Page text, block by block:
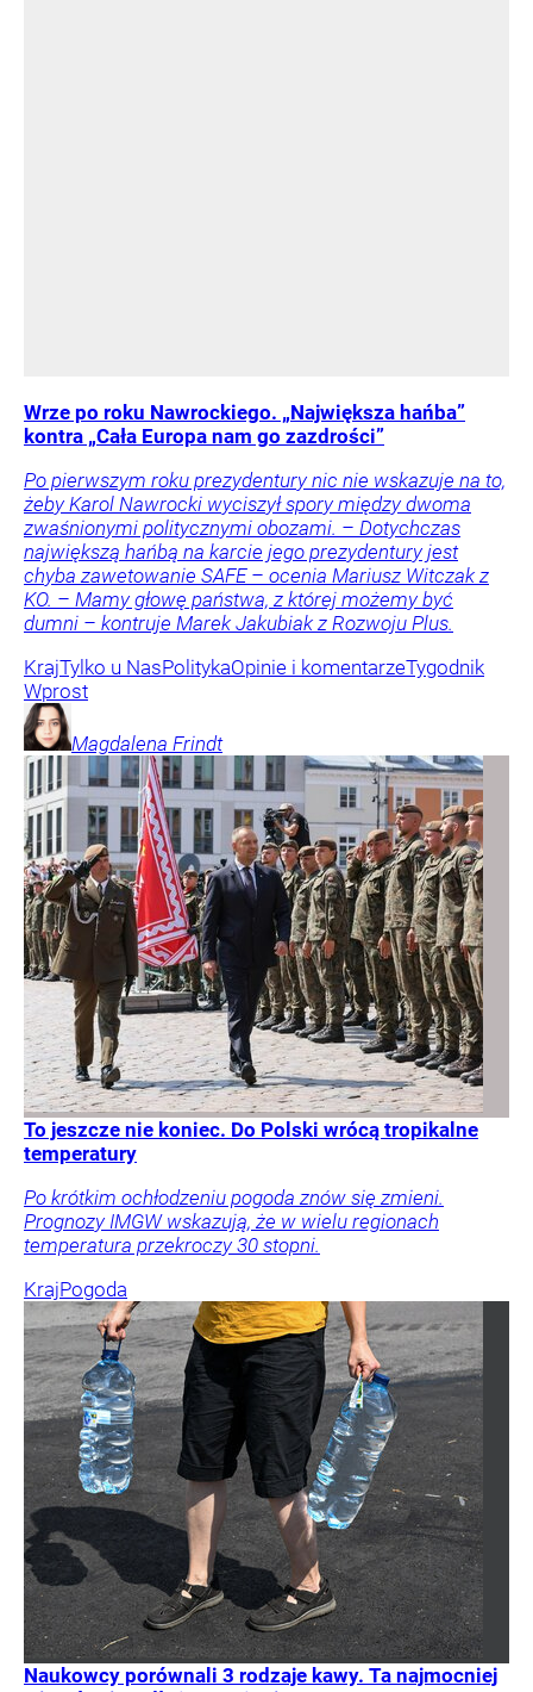
Wrze po roku Nawrockiego. „Największa hańba”
kontra „Cała Europa nam go zazdrości”
Po pierwszym roku prezydentury nic nie wskazuje na to,
żeby Karol Nawrocki wyciszył spory między dwoma
zwaśnionymi politycznymi obozami. – Dotychczas
największą hańbą na karcie jego prezydentury jest
chyba zawetowanie SAFE – ocenia Mariusz Witczak z
KO. – Mamy głowę państwa, z której możemy być
dumni – kontruje Marek Jakubiak z Rozwoju Plus.
KrajTylko u NasPolitykaOpinie i komentarzeTygodnik
Wprost
Magdalena Frindt
To jeszcze nie koniec. Do Polski wrócą tropikalne
temperatury
Po krótkim ochłodzeniu pogoda znów się zmieni.
Prognozy IMGW wskazują, że w wielu regionach
temperatura przekroczy 30 stopni.
KrajPogoda
Naukowcy porównali 3 rodzaje kawy. Ta najmocniej